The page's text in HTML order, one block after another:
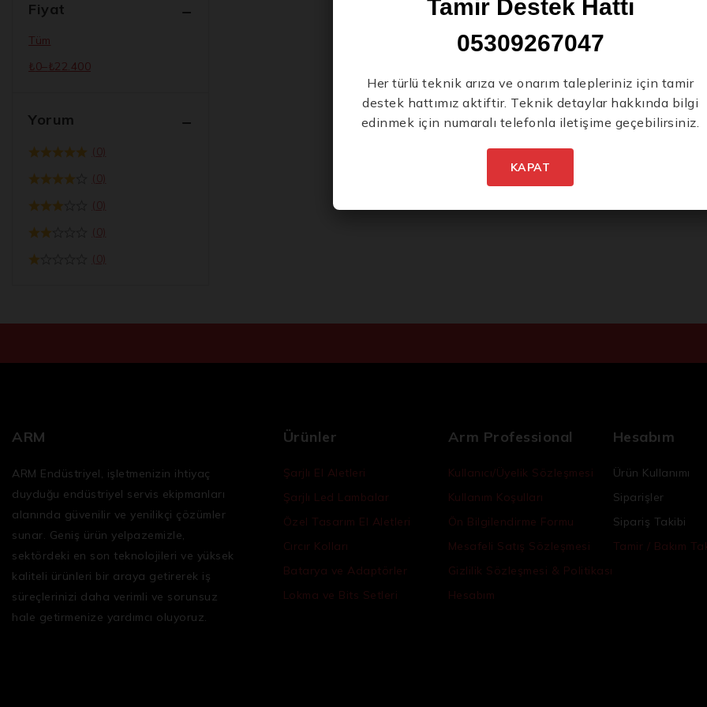
Fiyat
Tüm
₺0–₺22.400
Yorum
(0)
(0)
(0)
(0)
(0)
ARM
ARM Endüstriyel, işletmenizin ihtiyaç
duyduğu endüstriyel servis ekipmanları
alanında güvenilir ve yenilikçi çözümler
sunar. Geniş ürün yelpazemizle,
sektördeki en son teknolojileri ve yüksek
kaliteli ürünleri bir araya getirerek iş
süreçlerinizi daha verimli ve sorunsuz
hale getirmenize yardımcı oluyoruz.
Ürünler
Şarjlı El Aletleri
Şarjlı Led Lambalar
Özel Tasarım El Aletleri
Cırcır Kolları
Batarya ve Adaptörler
Lokma ve Bits Setleri
Arm Professional
Kullanıcı/Üyelik Sözleşmesi
Kullanım Koşulları
Ön Bilgilendirme Formu
Mesafeli Satış Sözleşmesi
Gizlilik Sözleşmesi & Politikası
Hesabım
Hesabım
Ürün Kullanımı
Siparişler
Sipariş Takibi
Tamir / Bakım
Tamir Destek Hattı
05309267047
Her türlü teknik arıza ve onarım talepleriniz için tamir
destek hattımız aktiftir. Teknik detaylar hakkında bilgi
edinmek için numaralı telefonla iletişime geçebilirsiniz.
KAPAT